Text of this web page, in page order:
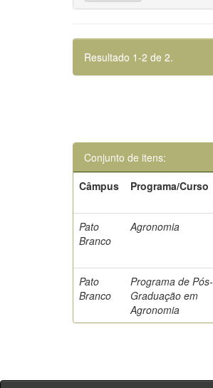
Resultado 1-2 de 2.
Conjunto de itens:
Câmpus
Programa/Curso
Pato
Branco
Agronomia
Pato
Branco
Programa de Pós-
Graduação em
Agronomia